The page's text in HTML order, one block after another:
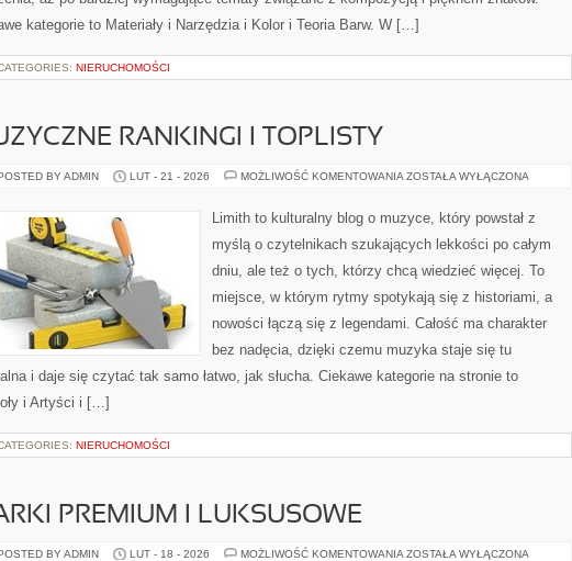
kategorie to Materiały i Narzędzia i Kolor i Teoria Barw. W […]
NIERUCHOMOŚCI
RANKINGI I TOPLISTY
BY ADMIN LUT - 21 - 2026 MOŻLIWOŚĆ KOMENTOWANIA MUZYCZNE
TOPLISTY
ZOSTAŁA WYŁĄCZONA
Limith to kulturalny blog o muzyce, który powstał z
myślą o czytelnikach szukających lekkości po całym
dniu, ale też o tych, którzy chcą wiedzieć więcej. To
miejsce, w którym rytmy spotykają się z historiami, a
nowości łączą się z legendami. Całość ma charakter
bez nadęcia, dzięki czemu muzyka staje się tu
i daje się czytać tak samo łatwo, jak słucha. Ciekawe kategorie na stronie to
i Artyści i […]
NIERUCHOMOŚCI
PREMIUM I LUKSUSOWE
BY ADMIN LUT - 18 - 2026 MOŻLIWOŚĆ KOMENTOWANIA MARKI
ZOSTAŁA WYŁĄCZONA